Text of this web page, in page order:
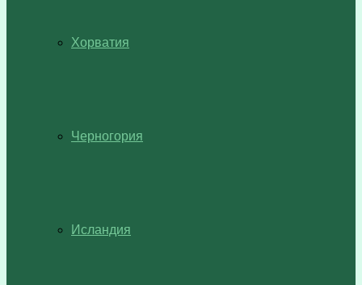
Хорватия
Черногория
Исландия